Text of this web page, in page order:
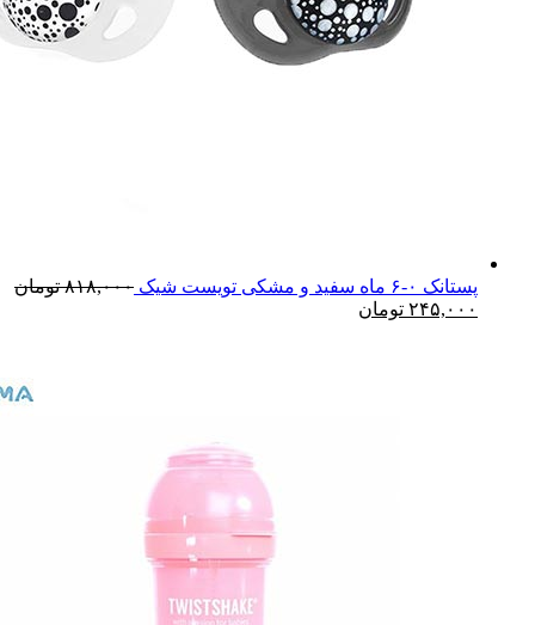
پستانک ۰-۶ ماه سفید و مشکی تویست شیک ۸۱۸,۰۰۰ تومان
۲۴۵,۰۰۰ تومان